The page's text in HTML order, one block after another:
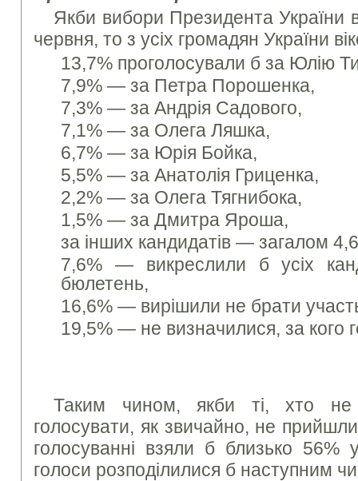
Якби вибори Президента України
червня, то з усіх громадян України
13,7% проголосували б за Юлію
7,9% — за Петра Порошенка,
7,3% — за Андрія Садового,
7,1% — за Олега Ляшка,
6,7% — за Юрія Бойка,
5,5% — за Анатолія Гриценка,
2,2% — за Олега Тягнибока,
1,5% — за Дмитра Яроша,
за інших кандидатів — загалом
7,6% — викреслили б усіх
бюлетень,
16,6% — вирішили не брати
19,5% — не визначилися, за кого
Таким чином, якби ті, хто не
голосувати, як звичайно, не
голосуванні взяли б близько 56%
голоси розподілилися б наступним